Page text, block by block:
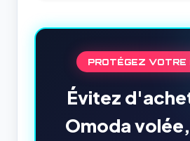
PROTÉGEZ VOTRE
Évitez
Omoda